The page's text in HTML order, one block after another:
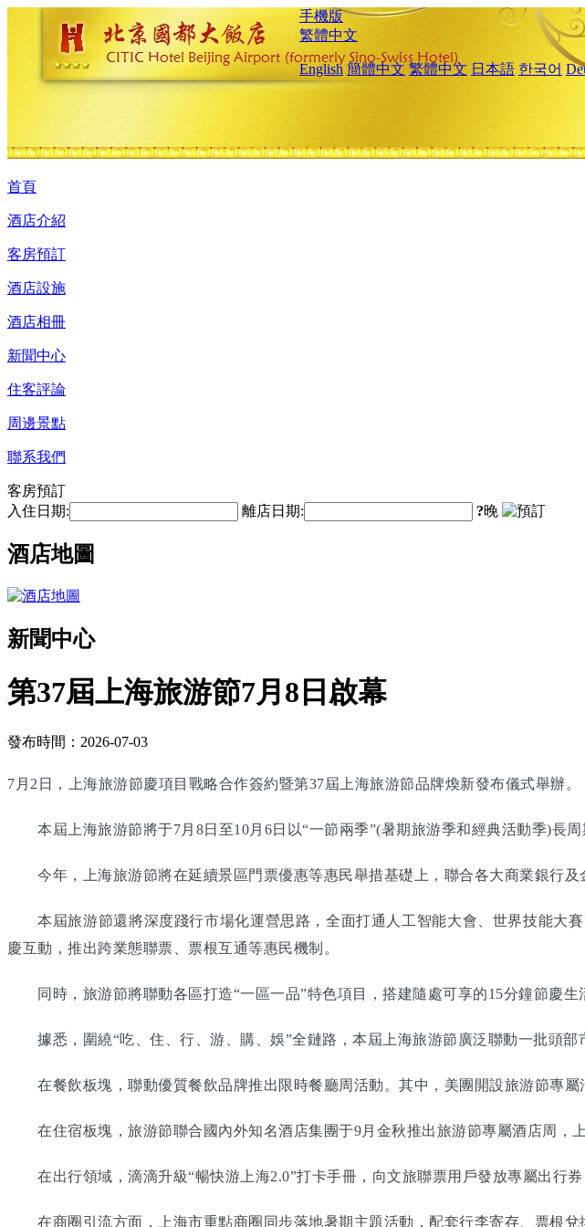
手機版
繁體中文
English 簡體中文 繁體中文 日本語 한국어
首頁
酒店介紹
客房預訂
酒店設施
酒店相冊
新聞中心
住客評論
周邊景點
聯系我們
客房預訂
入住日期:
離店日期: ?晚
酒店地圖
新聞中心
第37屆上海旅游節7月8日啟幕
發布時間：2026-07-03
7月2日，上海旅游節慶項目戰略合作簽約暨第37屆上海旅游節品牌煥新發布儀式舉辦。
本屆上海旅游節將于7月8日至10月6日以“一節兩季”(暑期旅游季和經典活動季)長周
今年，上海旅游節將在延續景區門票優惠等惠民舉措基礎上，聯合各大商業銀行及
本屆旅游節還將深度踐行市場化運營思路，全面打通人工智能大會、世界技能大
慶互動，推出跨業態聯票、票根互通等惠民機制。
同時，旅游節將聯動各區打造“一區一品”特色項目，搭建隨處可享的15分鐘節慶生
據悉，圍繞“吃、住、行、游、購、娛”全鏈路，本屆上海旅游節廣泛聯動一批頭部
在餐飲板塊，聯動優質餐飲品牌推出限時餐廳周活動。其中，美團開設旅游節專屬
在住宿板塊，旅游節聯合國內外知名酒店集團于9月金秋推出旅游節專屬酒店周，上
在出行領域，滴滴升級“暢快游上海2.0”打卡手冊，向文旅聯票用戶發放專屬出行券
在商圈引流方面，上海市重點商圈同步落地暑期主題活動，配套行李寄存、票根兌